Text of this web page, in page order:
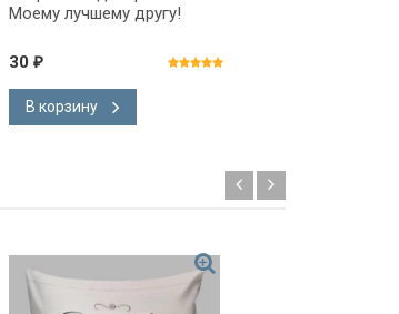
Моему лучшему другу!
30 ₽
В корзину